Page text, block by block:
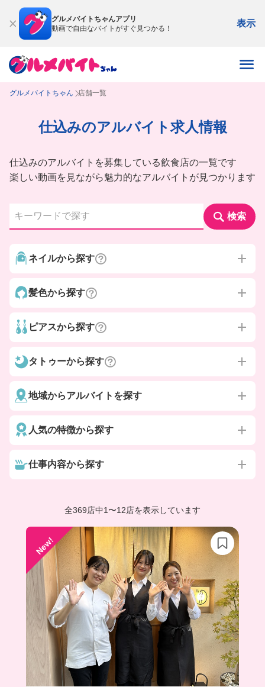
グルメバイトちゃんアプリ
動画で自由なバイトがすぐ見つかる！
表示
グルメバイトちゃん 店舗一覧
仕込みのアルバイト求人情報
仕込みのアルバイトを募集している飲食店の一覧です
楽しい動画を見ながら魅力的なアルバイトが見つかります
検索
ネイルから探す
髪色から探す
ピアスから探す
タトゥーから探す
地域からアルバイトを探す
人気の特徴から探す
仕事内容から探す
全369店中1 〜12店を表示しています
New!